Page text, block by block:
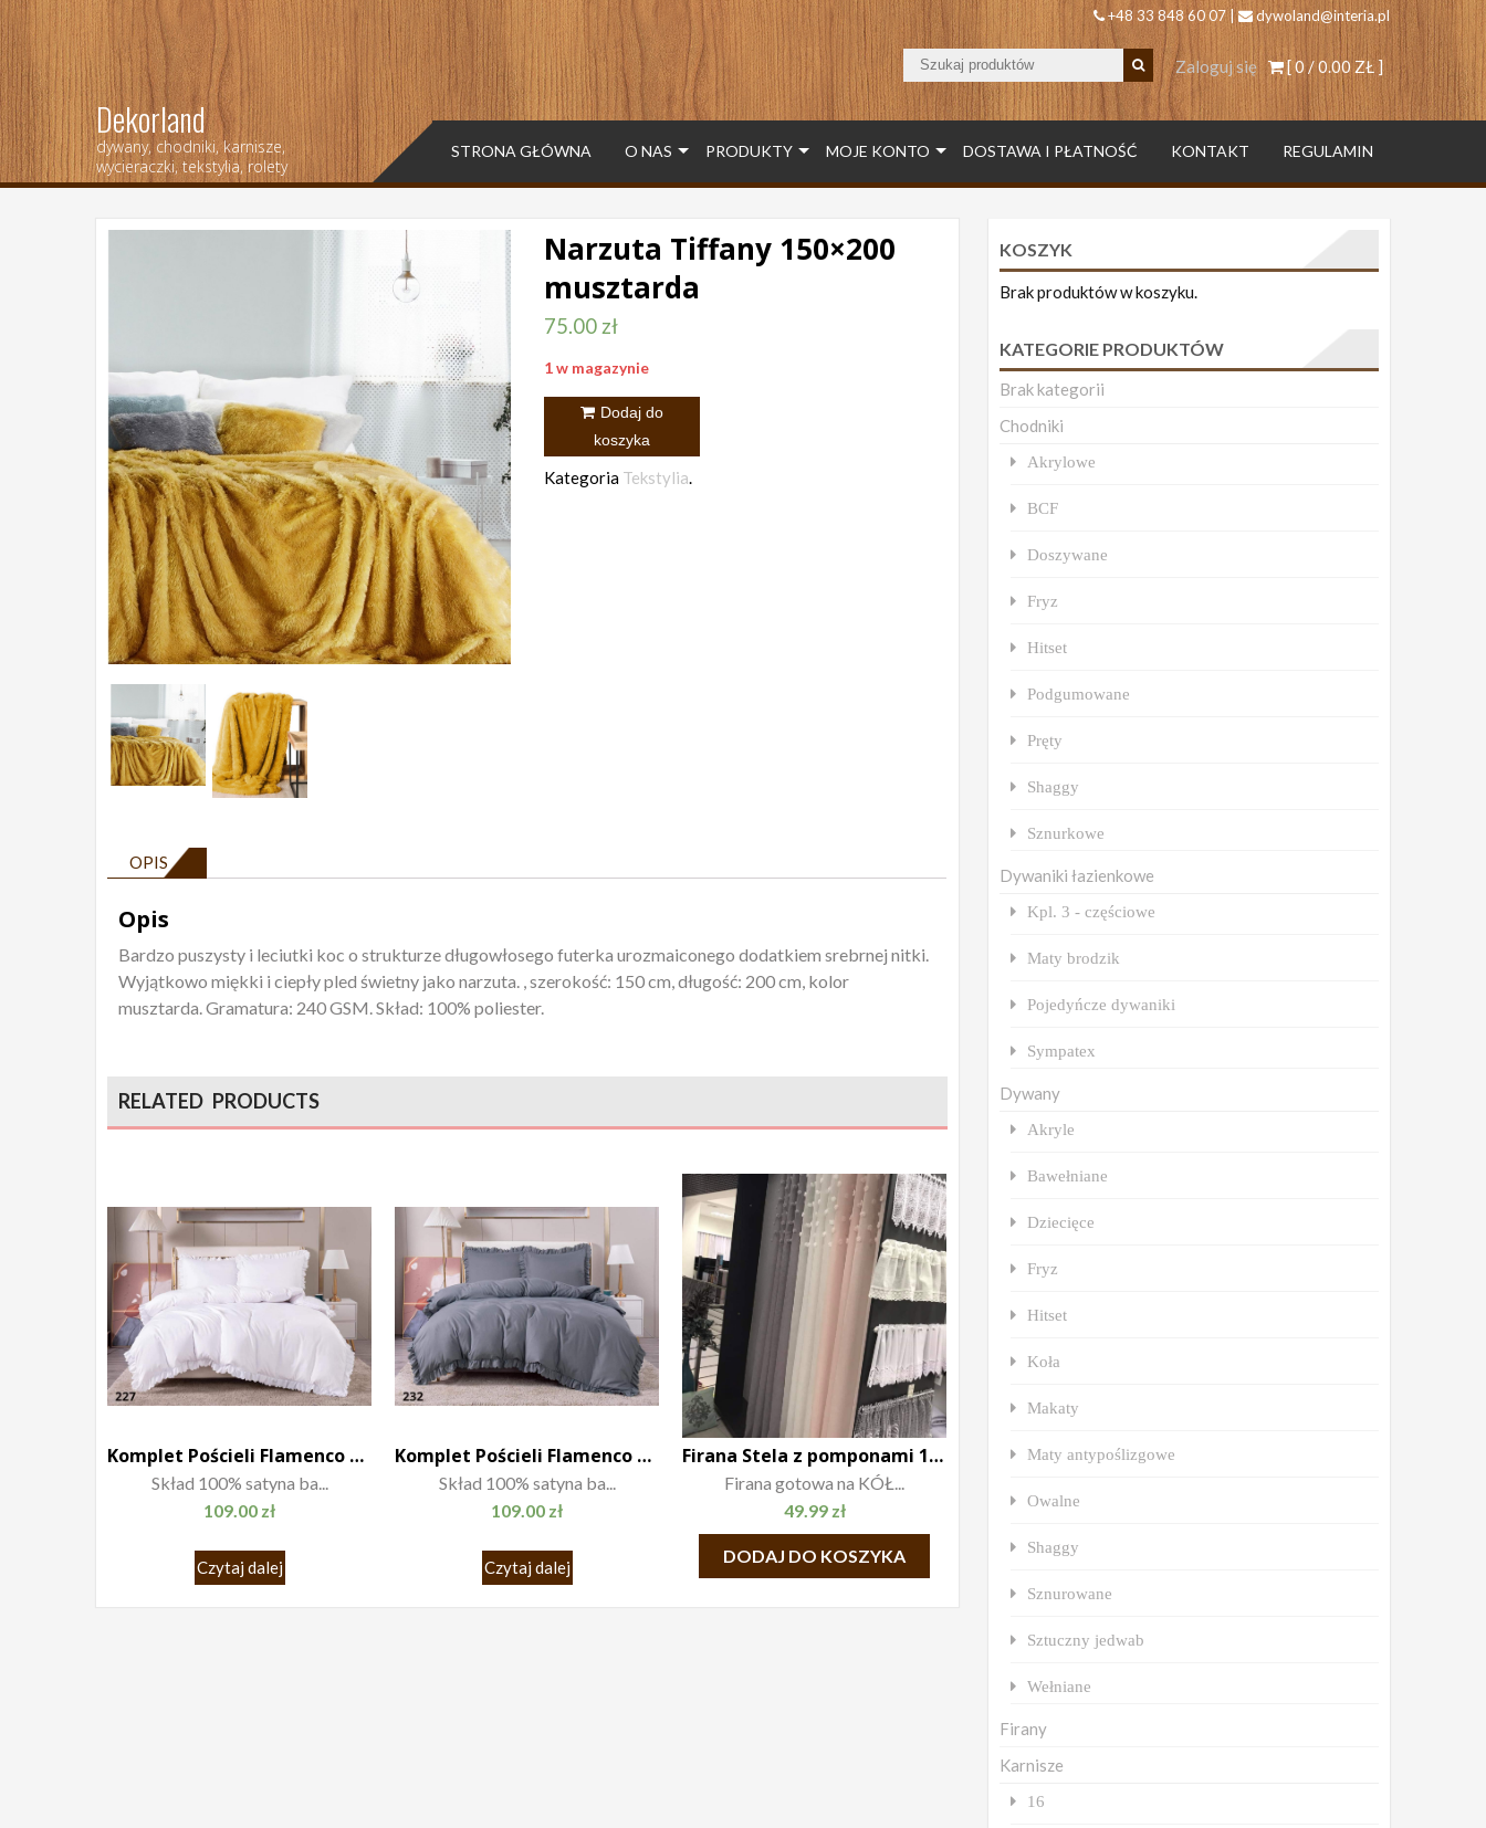
+48 33 848 60 07 | dywoland@interia.pl
[ 0 /0.00 ZŁ]
Zaloguj się
Dekorland
dywany, chodniki, karnisze,
wycieraczki, tekstylia, rolety
STRONA GŁÓWNA O NAS PRODUKTY MOJE KONTO DOSTAWA I PŁATNOŚĆ KONTAKT REGULAMIN
Narzuta Tiffany 150×200
musztarda
75.00 zł
1 w magazynie
Narzuta
Tiffany
Dodaj do
koszyka
Kategoria Tekstylia.
OPIS
Opis
Bardzo puszysty i leciutki koc o strukturze długowłosego futerka urozmaiconego dodatkiem srebrnej nitki.
Wyjątkowo miękki i ciepły pled świetny jako narzuta. , szerokość: 150 cm, długość: 200 cm, kolor
musztarda. Gramatura: 240 GSM. Skład: 100% poliester.
RELATED PRODUCTS
Komplet Pościeli Flamenco 220×200
Skład 100% satyna ba...
109.00 zł
Czytaj dalej
Komplet Pościeli Flamenco 200×220
Skład 100% satyna ba...
109.00 zł
Czytaj dalej
Firana Stela z pomponami 140×250 różowa
Firana gotowa na KÓŁ...
49.99 zł
DODAJ DO KOSZYKA
KOSZYK
Brak produktów w koszyku.
KATEGORIE PRODUKTÓW
Brak kategorii
Chodniki
Akrylowe
BCF
Doszywane
Fryz
Hitset
Podgumowane
Pręty
Shaggy
Sznurkowe
Dywaniki łazienkowe
Kpl. 3 - częściowe
Maty brodzik
Pojedyńcze dywaniki
Sympatex
Dywany
Akryle
Bawełniane
Dziecięce
Fryz
Hitset
Koła
Makaty
Maty antypoślizgowe
Owalne
Shaggy
Sznurowane
Sztuczny jedwab
Wełniane
Firany
Karnisze
16